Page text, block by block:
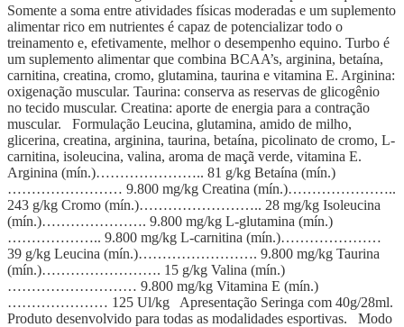
Somente a soma entre atividades físicas moderadas e um suplemento
alimentar rico em nutrientes é capaz de potencializar todo o
treinamento e, efetivamente, melhor o desempenho equino. Turbo é
um suplemento alimentar que combina BCAA’s, arginina, betaína,
carnitina, creatina, cromo, glutamina, taurina e vitamina E. Arginina:
oxigenação muscular. Taurina: conserva as reservas de glicogênio
no tecido muscular. Creatina: aporte de energia para a contração
muscular. Formulação Leucina, glutamina, amido de milho,
glicerina, creatina, arginina, taurina, betaína, picolinato de cromo, L-
carnitina, isoleucina, valina, aroma de maçã verde, vitamina E.
Arginina (mín.)………………….. 81 g/kg Betaína (mín.)
…………………… 9.800 mg/kg Creatina (mín.)…………………..
243 g/kg Cromo (mín.)…………………….. 28 mg/kg Isoleucina
(mín.)…………………. 9.800 mg/kg L-glutamina (mín.)
……………….. 9.800 mg/kg L-carnitina (mín.)…………………
39 g/kg Leucina (mín.)……………………. 9.800 mg/kg Taurina
(mín.)……………………. 15 g/kg Valina (mín.)
……………………… 9.800 mg/kg Vitamina E (mín.)
………………… 125 Ul/kg Apresentação Seringa com 40g/28ml.
Produto desenvolvido para todas as modalidades esportivas. Modo